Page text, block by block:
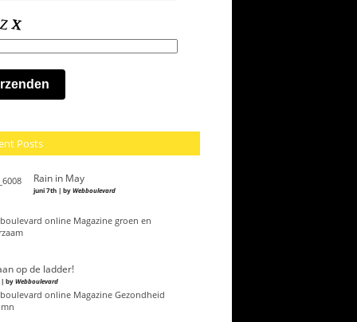
Posts
Rain in May
juni 7th | byWebboulevard
op de ladder!
| byWebboulevard